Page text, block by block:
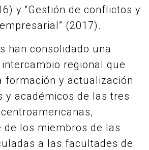
y “Gestión de conflictos y
(2017).
han consolidado una
regional que
formación y actualización
y académicos de las tres
de los miembros de las
a las facultades de